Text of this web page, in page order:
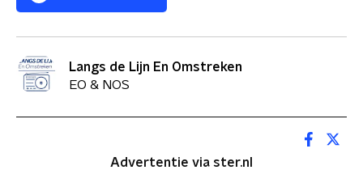
Langs de Lijn En Omstreken
EO & NOS
Advertentie via ster.nl